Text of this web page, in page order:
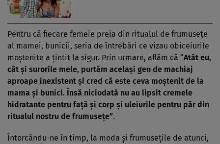
Pentru că fiecare femeie preia din ritualul de frumuseţe
al mamei, bunicii, seria de întrebări ce vizau obiceiurile
moştenite a ţintit la sigur. Prin urmare, aflăm că “Atât eu,
cât şi surorile mele, purtăm acelaşi gen de machiaj
aproape inexistent şi cred că este ceva moştenit de la
mama şi bunici. Însă niciodată nu au lipsit cremele
hidratante pentru faţă şi corp şi uleiurile pentru păr din
ritualul nostru de frumuseţe”.
Întorcându-ne în timp, la moda şi frumuseţile de atunci,